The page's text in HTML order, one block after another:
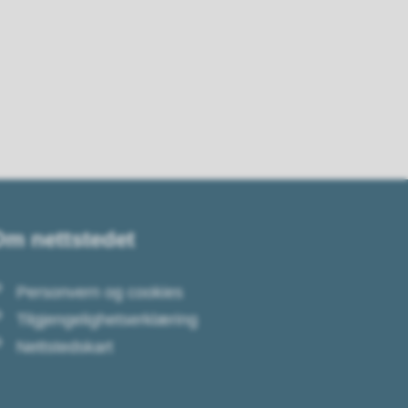
nettstedet
Personvern og cookies
Tilgjengelighetserklæring
Nettstedskart